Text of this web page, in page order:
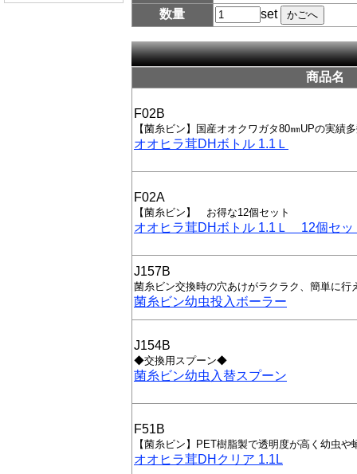
数量
set
商品名
F02B
【菌糸ビン】国産オオクワガタ80㎜UPの実績
オオヒラ茸DHボトル 1.1Ｌ
F02A
【菌糸ビン】 お得な12個セット
オオヒラ茸DHボトル 1.1Ｌ 12個セッ
J157B
菌糸ビン交換時の穴あけがラクラク、簡単に行
菌糸ビン幼虫投入ボーラー
J154B
◆交換用スプーン◆
菌糸ビン幼虫入替スプーン
F51B
【菌糸ビン】PET樹脂製で透明度が高く幼虫
オオヒラ茸DHクリア 1.1L